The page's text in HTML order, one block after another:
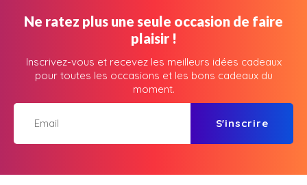
Ne ratez plus une seule occasion de faire
plaisir !
Inscrivez-vous et recevez les meilleurs idées cadeaux
pour toutes les occasions et les bons cadeaux du
moment.
S'inscrire